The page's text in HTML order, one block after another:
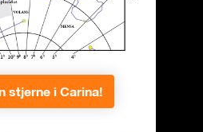
stjerne i Carina!